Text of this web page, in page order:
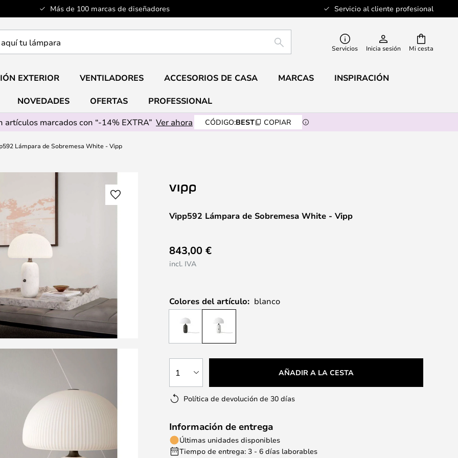
Más de 100 marcas de diseñadores Servicio al cliente profesional
Mi cesta
BUSCAR Servicios Inicia sesión
EXTERIOR VENTILADORES ACCESORIOS DE CASA MARCAS INSPIRACIÓN
NOVEDADES OFERTAS
PROFESSIONAL
artículos marcados con “-14% EXTRA” Ver ahora CÓDIGO:BEST COPIAR
Lámpara de Sobremesa White - Vipp
Vipp592 Lámpara de Sobremesa White - Vipp
843,00 €
incl. IVA
Colores del artículo: blanco
1 AÑADIR A LA CESTA
Política de devolución de 30 días
Información de entrega
Últimas unidades disponibles
Tiempo de entrega: 3 - 6 días laborables